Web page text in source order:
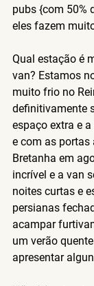
pubs {com 50%
eles fazem
Qual estação é
van? Estamos
muito frio no
definitivamente
espaço extra e
e com as portas
Bretanha em
incrível e a van
noites curtas e
persianas
acampar
um verão
apresentar